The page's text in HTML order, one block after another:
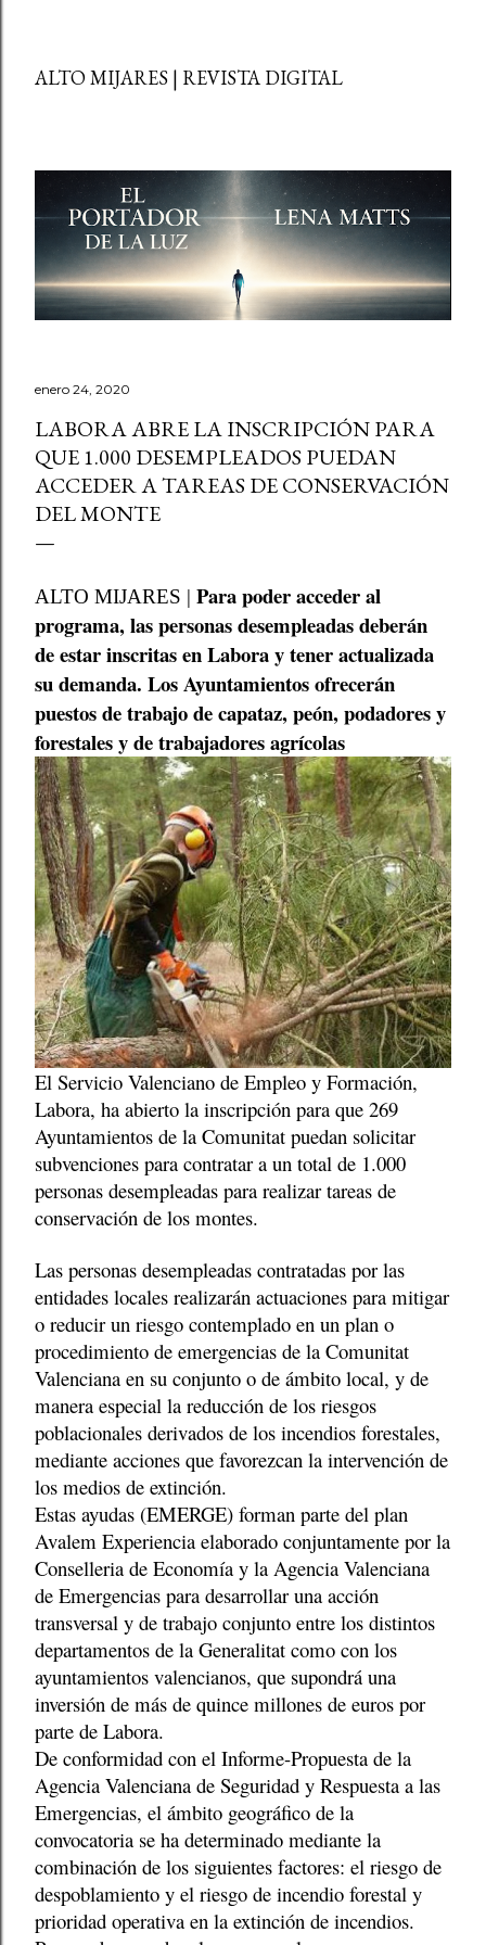
ALTO MIJARES | REVISTA DIGITAL
enero 24, 2020
LABORA ABRE LA INSCRIPCIÓN PARA
QUE 1.000 DESEMPLEADOS PUEDAN
ACCEDER A TAREAS DE CONSERVACIÓN
DEL MONTE
ALTO MIJARES | Para poder acceder al
programa, las personas desempleadas deberán
de estar inscritas en Labora y tener actualizada
su demanda. Los Ayuntamientos ofrecerán
puestos de trabajo de capataz, peón, podadores y
forestales y de trabajadores agrícolas
El Servicio Valenciano de Empleo y Formación,
Labora, ha abierto la inscripción para que 269
Ayuntamientos de la Comunitat puedan solicitar
subvenciones para contratar a un total de 1.000
personas desempleadas para realizar tareas de
conservación de los montes.
Las personas desempleadas contratadas por las
entidades locales realizarán actuaciones para mitigar
o reducir un riesgo contemplado en un plan o
procedimiento de emergencias de la Comunitat
Valenciana en su conjunto o de ámbito local, y de
manera especial la reducción de los riesgos
poblacionales derivados de los incendios forestales,
mediante acciones que favorezcan la intervención de
los medios de extinción.
Estas ayudas (EMERGE) forman parte del plan
Avalem Experiencia elaborado conjuntamente por la
Conselleria de Economía y la Agencia Valenciana
de Emergencias para desarrollar una acción
transversal y de trabajo conjunto entre los distintos
departamentos de la Generalitat como con los
ayuntamientos valencianos, que supondrá una
inversión de más de quince millones de euros por
parte de Labora.
De conformidad con el Informe-Propuesta de la
Agencia Valenciana de Seguridad y Respuesta a las
Emergencias, el ámbito geográfico de la
convocatoria se ha determinado mediante la
combinación de los siguientes factores: el riesgo de
despoblamiento y el riesgo de incendio forestal y
prioridad operativa en la extinción de incendios.